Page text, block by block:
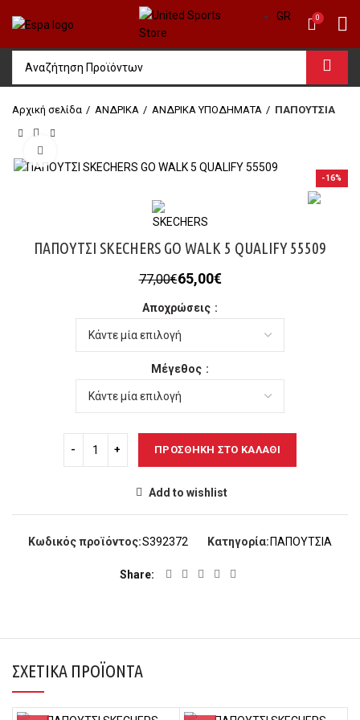
GR 0
Αρχική σελίδα ΑΝΔΡΙΚΑ ΑΝΔΡΙΚΑ ΥΠΟΔΗΜΑΤΑ ΠΑΠΟΥΤΣΙΑ
-16%
ΠΑΠΟΥΤΣΙ SKECHERS GO WALK 5 QUALIFY 55509
77,00€Original
was:
77,00€.
65,00€Η
Αποχρώσεις
Μέγεθος
ΠΡΟΣΘΉΚΗ ΣΤΟ ΚΑΛΆΘΙ
Add to wishlist
Κωδικός προϊόντος:S392372 Κατηγορία: ΠΑΠΟΥΤΣΙΑ
Share
ΣΧΕΤΙΚΆ ΠΡΟΪΌΝΤΑ